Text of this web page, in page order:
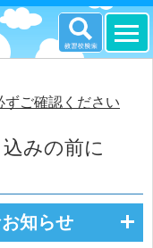
ご確認ください
込みの前に
知らせ